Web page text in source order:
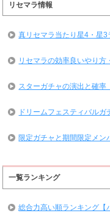
リセマラ情報
真リセマラ当たり星4・星3
リセマラの効率良いやり方
スターガチャの演出と確率
ドリームフェスティバル
限定ガチャと期間限定メ
一覧ランキング
総合力高い順ランキング【